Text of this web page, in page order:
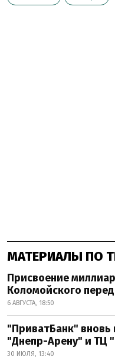
МАТЕРИАЛЫ ПО
Присвоение
Коломойского
6 АВГУСТА, 18:50
"ПриватБанк" вновь
"Днепр-Арену" и ТЦ
30 ИЮЛЯ, 13:40